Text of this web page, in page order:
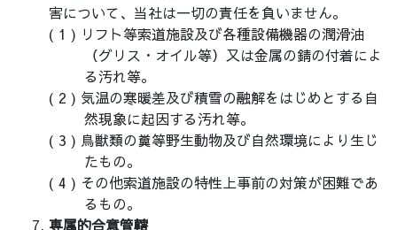
害について、当社は一切の責任を負いません。
リフト等索道施設及び各種設備機器の潤滑油
（グリス・オイル等）又は金属の錆の付着によ
る汚れ等。
気温の寒暖差及び積雪の融解をはじめとする自
然現象に起因する汚れ等。
鳥獣類の糞等野生動物及び自然環境により生じ
たもの。
その他索道施設の特性上事前の対策が困難であ
るもの。
専属的合意管轄